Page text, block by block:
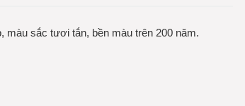
màu sắc tươi tắn, bền màu trên 200 năm.